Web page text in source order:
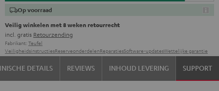
Op voorraad
Veilig winkelen met 8 weken retourrecht
incl. gratis Retourzending
Fabrikant: Teufel
VeiligheidsinstructiesReserveonderdelenReparatiesSoftware-updatesWettelijke garantie
DETAILS REVIEWS INHOUD LEVERING SUPPORT